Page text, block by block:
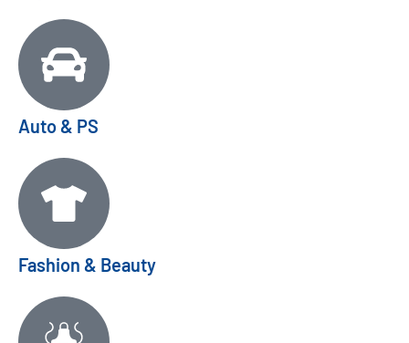
Auto & PS
Fashion & Beauty